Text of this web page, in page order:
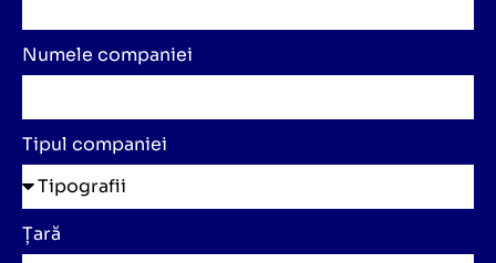
Numele companiei
Tipul companiei
Țară